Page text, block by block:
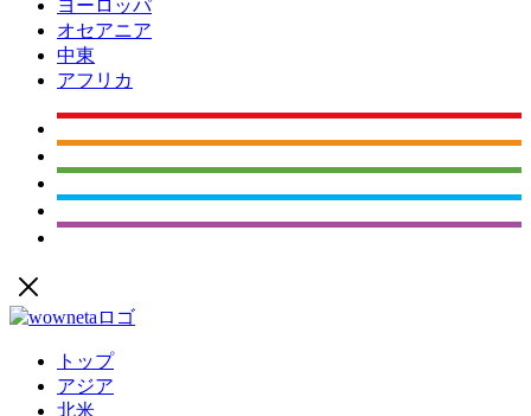
ヨーロッパ
オセアニア
中東
アフリカ
トップ
アジア
北米